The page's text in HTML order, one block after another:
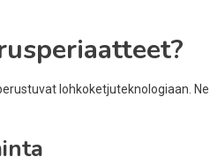
lohkoketjuteknologiaan.